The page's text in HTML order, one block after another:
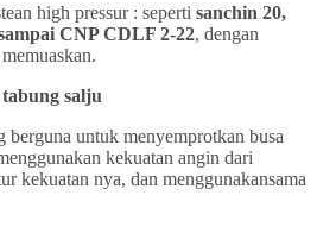
high pressur : seperti sanchin 20,
CNP CDLF 2-22, dengan
salju
untuk menyemprotkan busa
kekuatan angin dari
kekuatan nya, dan menggunakansama